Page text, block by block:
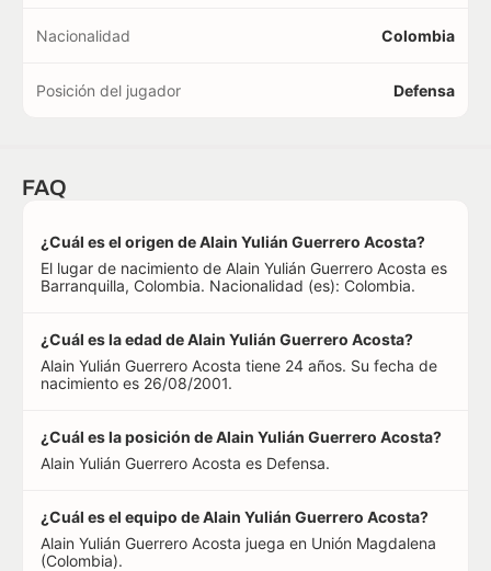
Nacionalidad Colombia
Posición del jugador Defensa
FAQ
¿Cuál es el origen de Alain Yulián Guerrero Acosta?
El lugar de nacimiento de Alain Yulián Guerrero Acosta es
Barranquilla, Colombia. Nacionalidad (es): Colombia.
¿Cuál es la edad de Alain Yulián Guerrero Acosta?
Alain Yulián Guerrero Acosta tiene 24 años. Su fecha de
nacimiento es 26/08/2001.
¿Cuál es la posición de Alain Yulián Guerrero Acosta?
Alain Yulián Guerrero Acosta es Defensa.
¿Cuál es el equipo de Alain Yulián Guerrero Acosta?
Alain Yulián Guerrero Acosta juega en Unión Magdalena
(Colombia).